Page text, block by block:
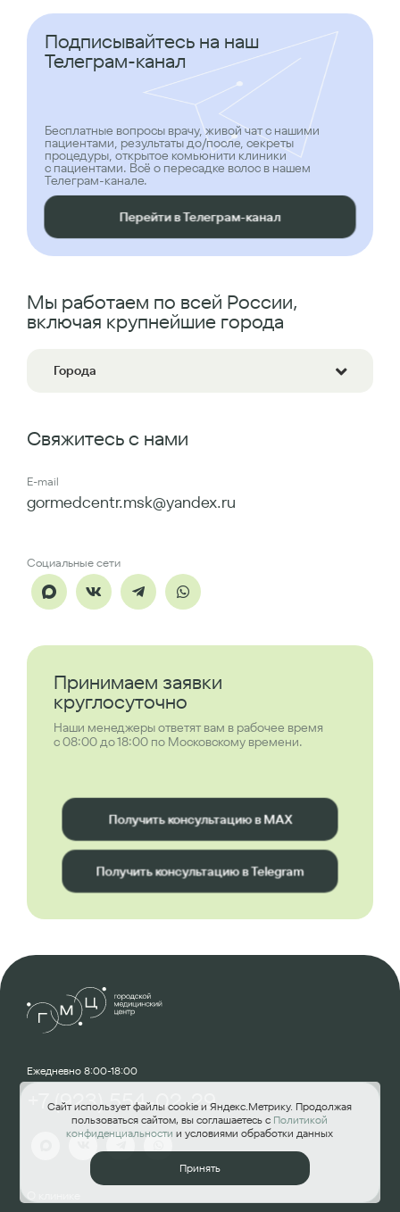
Подписывайтесь на наш
Телеграм-канал
Бесплатные вопросы врачу, живой чат с нашими
пациентами, результаты до/после, секреты
процедуры, открытое комьюнити клиники
с пациентами. Всё о пересадке волос в нашем
Телеграм-канале.
Перейти в Телеграм-канал
Мы работаем по всей России,
включая крупнейшие города
Города
Свяжитесь с нами
E-mail
gormedcentr.msk@yandex.ru
Социальные сети
Принимаем заявки
круглосуточно
Наши менеджеры ответят вам в рабочее время
с 08:00 до 18:00 по Московскому времени.
Получить консультацию в MAX
Получить консультацию в Telegram
Ежедневно 8:00-18:00
+7 (923) 554-02-29
О клинике
Сайт использует файлы cookie и Яндекс.Метрику. Продолжая
пользоваться сайтом, вы соглашаетесь с Политикой
конфиденциальности и условиями обработки данных
Принять